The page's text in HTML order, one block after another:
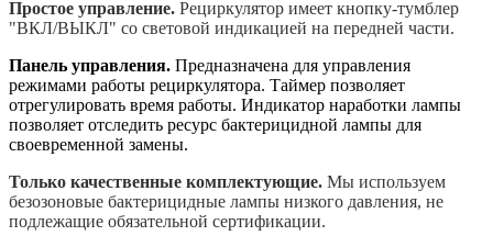
Простое управление. Рециркулятор имеет кнопку-тумблер
"ВКЛ/ВЫКЛ" со световой индикацией на передней части.
Панель управления. Предназначена для управления
режимами работы рециркулятора. Таймер позволяет
отрегулировать время работы. Индикатор наработки лампы
позволяет отследить ресурс бактерицидной лампы для
своевременной замены.
Только качественные комплектующие. Мы используем
безозоновые бактерицидные лампы низкого давления, не
подлежащие обязательной сертификации.